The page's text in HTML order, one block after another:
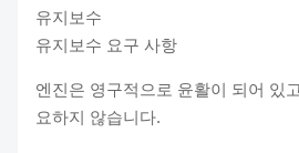
유지보수
유지보수 요구 사항
엔진은 영구적으로 윤활이 되어 있
요하지 않습니다.